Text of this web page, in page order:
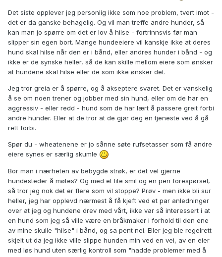
Det siste opplever jeg personlig ikke som noe problem, tvert imot -
det er da ganske behagelig. Og vil man treffe andre hunder, så
kan man jo spørre om det er lov å hilse - fortrinnsvis før man
slipper sin egen bort. Mange hundeeiere vil kanskje ikke at deres
hund skal hilse når den er i bånd, eller andres hunder i bånd - og
ikke er de synske heller, så de kan skille mellom eiere som ønsker
at hundene skal hilse eller de som ikke ønsker det.
Jeg tror greia er å spørre, og å akseptere svaret. Det er vanskelig
å se om noen trener og jobber med sin hund, eller om de har en
aggressiv - eller redd - hund som de har lært å passere greit forbi
andre hunder. Eller at de tror at de gjør deg en tjeneste ved å gå
rett forbi.
Spør du - wheatenene er jo sånne søte rufsetasser som få andre
eiere synes er særlig skumle
Bor man i nærheten av bebygde strøk, er det vel gjerne
hundesteder å møtes? Og med et lite smil og en pen forespørsel,
så tror jeg nok det er flere som vil stoppe? Prøv - men ikke bli sur
heller, jeg har opplevd nærmest å få kjeft ved et par anledninger
over at jeg og hundene drev med vårt, ikke var så interessert i at
en hund som jeg så ville være en bråkmaker i forhold til den ene
av mine skulle "hilse" i bånd, og sa pent nei. Eller jeg ble regelrett
skjelt ut da jeg ikke ville slippe hunden min ved en vei, av en eier
med løs hund uten særlig kontroll som "hadde problemer med å